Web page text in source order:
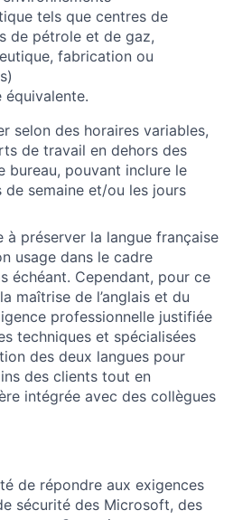
tels que centres de
de pétrole et de gaz,
fabrication ou
équivalente.
selon des horaires variables,
de travail en dehors des
bureau, pouvant inclure le
de semaine et/ou les jours
à préserver la langue française
usage dans le cadre
échéant. Cependant, pour ce
maîtrise de l’anglais et du
professionnelle justifiée
techniques et spécialisées
des deux langues pour
des clients tout en
intégrée avec des collègues
de répondre aux exigences
sécurité des Microsoft, des